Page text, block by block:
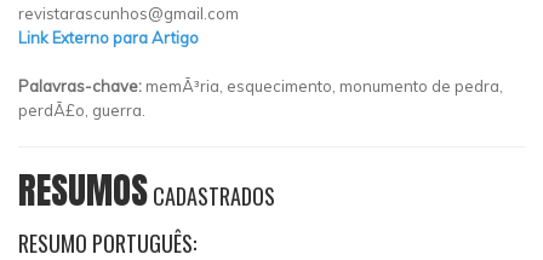
revistarascunhos@gmail.com
Link Externo para Artigo
Palavras-chave:memÃ³ria, esquecimento, monumento de pedra,
perdÃ£o, guerra.
RESUMOSCADASTRADOS
RESUMO PORTUGUÊS: